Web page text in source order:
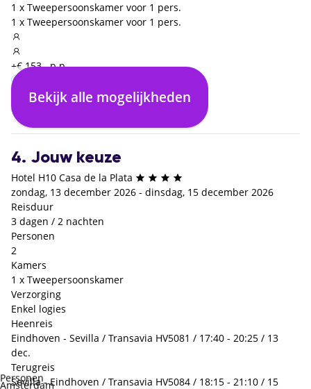
Personen
Amsterdam
1 x Tweepersoonskamer voor 1 pers.
1 x Tweepersoonskamer voor 1 pers.
+€ 153,- p.p.
Enkel logies
€ 0,- p.p.
Logies en ontbijt
Bekijk alle mogelijkheden
4. Jouw keuze
Hotel H10 Casa de la Plata
zondag, 13 december 2026 - dinsdag, 15 december 2026
Reisduur
3 dagen / 2 nachten
Personen
2
Kamers
1 x Tweepersoonskamer
Verzorging
Enkel logies
Heenreis
Eindhoven - Sevilla / Transavia HV5081 / 17:40 - 20:25 / 13
dec.
Terugreis
Sevilla - Eindhoven / Transavia HV5084 / 18:15 - 21:10 / 15